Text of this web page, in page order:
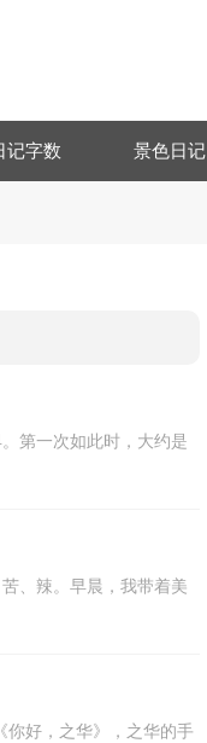
记字数 景色日记
第一次如此时，大约是
、辣。早晨，我带着美
好，之华》，之华的手